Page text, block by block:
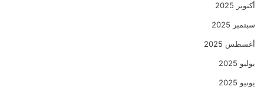
أكتوبر 2025
سبتمبر 2025
أغسطس 2025
يوليو 2025
يونيو 2025